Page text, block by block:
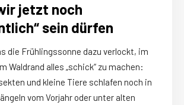
jetzt noch
sein dürfen
die Frühlingssonne dazu verlockt, im
Waldrand alles „schick“ zu machen:
und kleine Tiere schlafen noch in
vom Vorjahr oder unter alten